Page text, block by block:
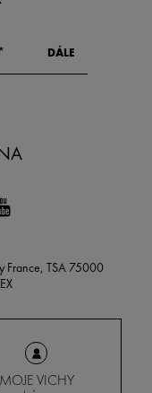
France, TSA 75000
MOJE VICHY